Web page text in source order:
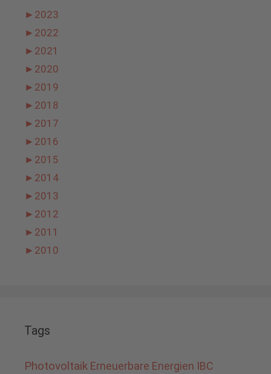
► 2023
► 2022
► 2021
► 2020
► 2019
► 2018
► 2017
► 2016
► 2015
► 2014
► 2013
► 2012
► 2011
► 2010
Tags
Photovoltaik Erneuerbare Energien IBC